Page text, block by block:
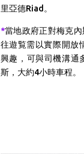
里亞德Riad。
*當地政府正對梅克
往遊覧需以實際開放
興趣，可與司機溝通
斯，大約4小時車程。